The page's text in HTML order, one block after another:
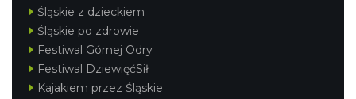
Śląskie z dzieckiem
Śląskie po zdrowie
Festiwal Górnej Odry
Festiwal DziewięćSił
Kajakiem przez Śląskie